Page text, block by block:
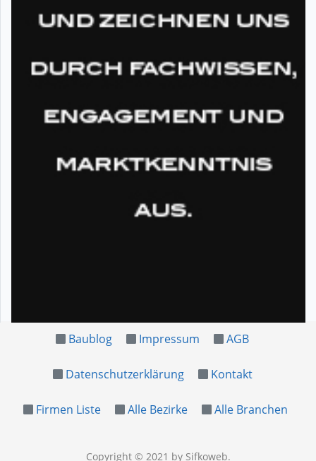
Baublog Impressum AGB
Datenschutzerklärung Kontakt
Firmen Liste Alle Bezirke Alle Branchen
Copyright © 2021 by Sifkoweb.